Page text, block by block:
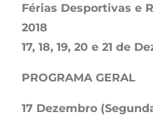
Férias Desportivas e
2018
17, 18, 19, 20 e 21 de
PROGRAMA GERAL
17 Dezembro